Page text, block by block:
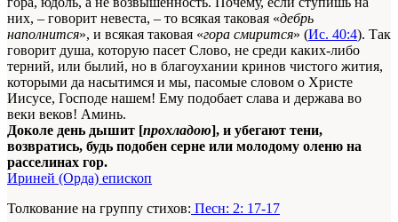
них, – говорит невеста, – то всякая таковая «дебрь
наполнится», и всякая таковая «гора смирится» (Ис. 40:4). Так
говорит душа, которую пасет Слово, не среди каких-либо
терний, или былий, но в благоухании кринов чистого жития,
которыми да насытимся и мы, пасомые словом о Христе
Иисусе, Господе нашем! Ему подобает слава и держава во
веки веков! Аминь.
Доколе день дышит [прохладою], и убегают тени,
возвратись, будь подобен серне или молодому оленю на
расселинах гор.
Ириней (Орда) епископ
Толкование на группу стихов: Песн: 2: 17-17